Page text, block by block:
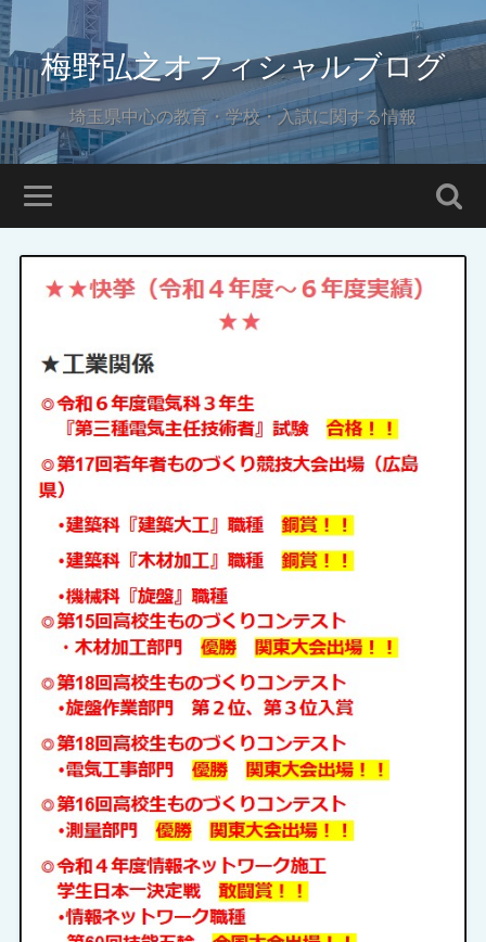
梅野弘之オフィシャルブログ
埼玉県中心の教育・学校・入試に関する情報